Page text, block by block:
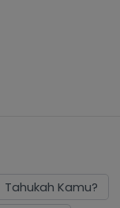
Tahukah Kamu?